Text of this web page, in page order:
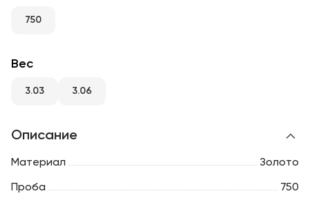
750
Вес
3.03 3.06
Описание
Материал Золото
Проба 750